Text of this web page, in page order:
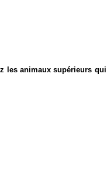
les animaux supérieurs qui